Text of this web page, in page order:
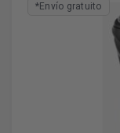
El compromiso de
cuidado de la salud
consumo
diferencia para
interesadas en todo
la mejor manera de
*Envío gratuito